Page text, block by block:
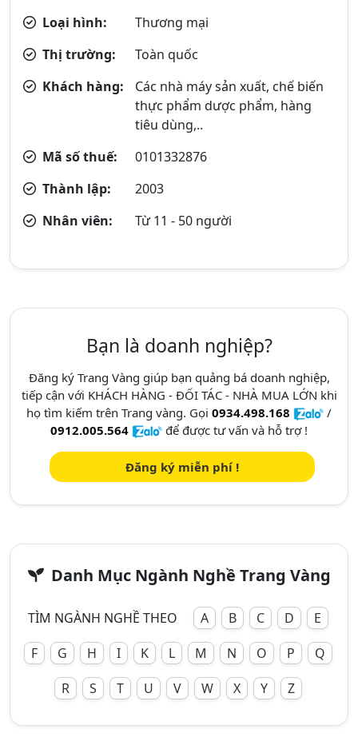
Loại hình:
Thương mại
Thị trường:
Toàn quốc
Khách hàng:
Các nhà máy sản xuất, chế biến
thực phẩm dược phẩm, hàng
tiêu dùng,..
Mã số thuế:
0101332876
Thành lập:
2003
Nhân viên:
Từ 11 - 50 người
Bạn là doanh nghiệp?
Đăng ký Trang Vàng giúp bạn quảng bá doanh nghiệp,
tiếp cận với KHÁCH HÀNG - ĐỐI TÁC - NHÀ MUA LỚN khi
họ tìm kiếm trên Trang vàng. Gọi 0934.498.168
/
0912.005.564
để được tư vấn và hỗ trợ !
Đăng ký miễn phí !
Danh Mục Ngành Nghề Trang Vàng
TÌM NGÀNH NGHỀ THEO A B C D
E
F
G H I K L M N O P
Q
R
S T U V W X Y Z